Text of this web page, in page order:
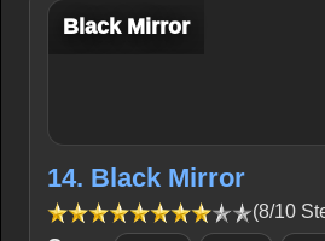
Black Mirror
14. Black Mirror
(8/10